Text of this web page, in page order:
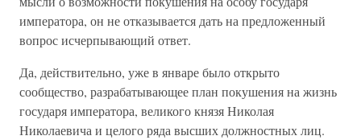
императора, он не отказывается дать на предложенный
вопрос исчерпывающий ответ.
Да, действительно, уже в январе было открыто
сообщество, разрабатывающее план покушения на жизнь
государя императора, великого князя Николая
Николаевича и целого ряда высших должностных лиц.